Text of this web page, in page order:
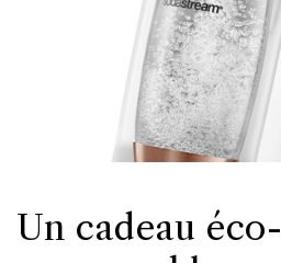
Un cadeau éco-